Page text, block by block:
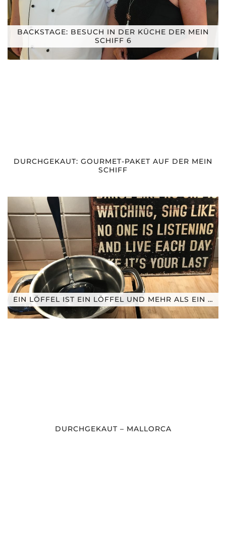
BACKSTAGE: BESUCH IN DER KÜCHE DER MEIN
SCHIFF 6
DURCHGEKAUT: GOURMET-PAKET AUF DER MEIN
SCHIFF
EIN LÖFFEL IST EIN LÖFFEL UND MEHR ALS EIN …
DURCHGEKAUT – MALLORCA